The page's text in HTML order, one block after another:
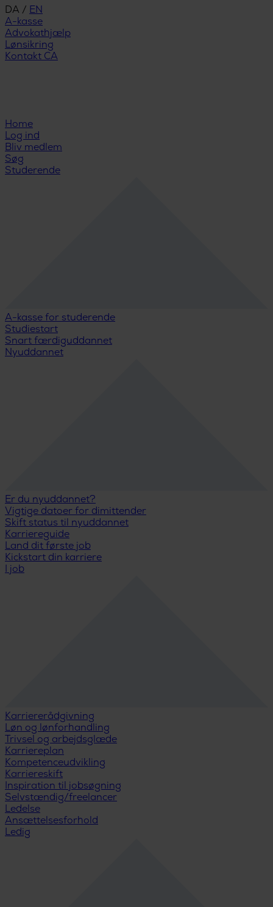
DA / EN
A-kasse
Advokathjælp
Lønsikring
Kontakt CA
Home
Log ind
Bliv medlem
Søg
Studerende
A-kasse for studerende
Studiestart
Snart færdiguddannet
Nyuddannet
Er du nyuddannet?
Vigtige datoer for dimittender
Skift status til nyuddannet
Karriereguide
Land dit første job
Kickstart din karriere
I job
Karriererådgivning
Løn og lønforhandling
Trivsel og arbejdsglæde
Karriereplan
Kompetenceudvikling
Karriereskift
Inspiration til jobsøgning
Selvstændig/freelancer
Ledelse
Ansættelsesforhold
Ledig